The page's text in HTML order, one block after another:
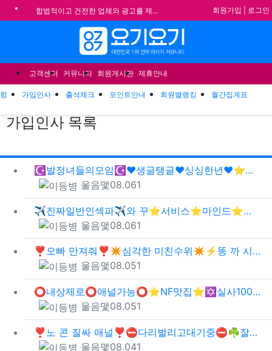
합법적이고 건전한 업체와 광고를 제휴합니다.
★요기요기 설 연휴 휴무 안내★
★ 요기요기 업체회원 안내사항 ★
불건전한 게시글은 삭제 및 회원탈퇴 됩니다.
회원가입 로그인
고객센터 커뮤니티 회원게시판 제휴안내
가입인사 출석체크 포인트안내 회원별랭킹 월간집계표
가입인사 목록
☪️발정녀들의모임☪️❤️생글탱글❤️싱싱한년❤️⭐전신애 무⭐역대급 라인업❣️20대바디원들☀️…
등록자
울음맻등록일
08.06조회
1
✈️진짜일반인섹파✈️와 꾸⭐️서비스⭐️마인드⭐️✅달콤한데이트✅내상제로✅극강하드✅인증된섹파…
등록자
울음맻등록일
08.06조회
1
❣️오빠 만져줘❣️✴️심각한 미친수위✴️⚡똥 까 시맛집⚡⏪극강하드물바디끝판왕⏪✴️200%즐…
등록자
울음맻등록일
08.05조회
1
⭕내상제로⭕애널가능⭕⭐NF맛집⭐✡️실사100%✡️스페셜맛집✡️⭐️극강하드코어⭐️❣️물고❣️…
등록자
울음맻등록일
08.05조회
1
❣️노 콘 질싸 애널❣️⛔다리벌리고대기중⛔☘️잘대주는⛳버디버디⛳번개녀☘️⚡와 꾸⚡몸매⚡마…
등록자
울음맻등록일
08.04조회
1